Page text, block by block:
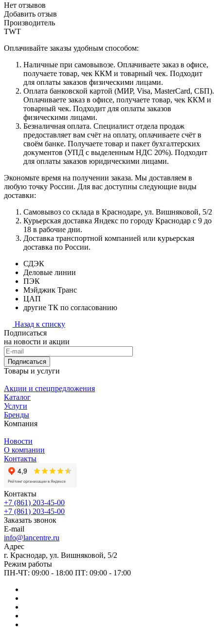
Нет отзывов
Добавить отзыв
Производитель
TWT
Оплачивайте заказы удобным способом:
Наличные при самовывозе. Оплачиваете заказ в офисе,
получаете товар, чек ККМ и товарный чек. Подходит
для оплаты заказов физическими лицами.
Оплата банковской картой (МИР, Visa, MasterCard, СБП).
Оплачиваете заказ в офисе, получаете товар, чек ККМ и
товарный чек. Подходит для оплаты заказов
физическими лицами.
Безналичная оплата. Специалист отдела продаж
предоставляет вам счёт на оплату, оплачиваете счёт в
своём банке. Получаете товар и пакет бухгалтерских
документов (УПД с выделенным НДС 20%). Подходит
для оплаты заказов юридическими лицами.
Экономьте время на получении заказа. Мы доставляем в
любую точку России. Для вас доступны следующие виды
доставки:
Самовывоз со склада в Краснодаре, ул. Вишняковой, 5/2
Курьерская доставка Яндекс по городу Краснодар с 9 до
18 в рабочие дни.
Доставка транспортной компанией или курьерская
доставка по России.
СДЭК
Деловые линии
ПЭК
Мэйджик Транс
ЦАП
другие ТК по согласованию
Назад к списку
Подписаться
на новости и акции
Подписаться
Товары и услуги
Акции и спецпредложения
Каталог
Услуги
Бренды
Компания
Новости
О компании
Контакты
Контакты
+7 (861) 203-45-00
+7 (861) 203-45-00
Заказать звонок
E-mail
info@lancentre.ru
Адрес
г. Краснодар, ул. Вишняковой, 5/2
Режим работы
ПН-ЧТ: 09:00 - 18:00 ПТ: 09:00 - 17:00